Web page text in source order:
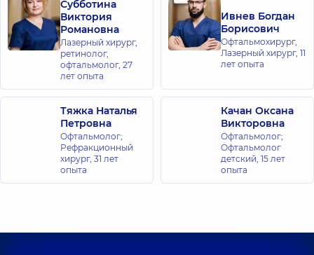
Субботина
Виктория
Романовна
Лазерный хирург,
ретинолог,
офтальмолог, 27
лет опыта
Ивнев Богдан
Борисович
Офтальмохирург,
Лазерный хирург, 11
лет опыта
Тяжка Наталья
Петровна
Офтальмолог;
Рефракционный
хирург, 31 лет
опыта
Качан Оксана
Викторовна
Офтальмолог;
Офтальмолог
детский, 15 лет
опыта